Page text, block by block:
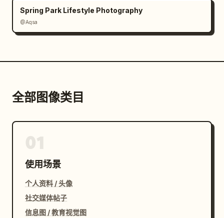
Spring Park Lifestyle Photography
@Aqsa
全部图像类目
使用场景
个人资料 / 头像
社交媒体帖子
信息图 / 教育视觉图